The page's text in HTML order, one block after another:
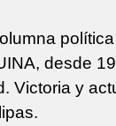
desde
Victoria y